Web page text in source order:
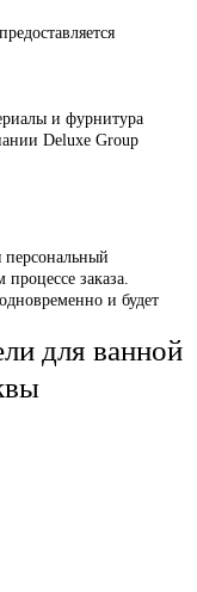
и фурнитура
Deluxe Group
заказа.
и будет
для ванной